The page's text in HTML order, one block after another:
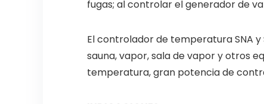
fugas; al controlar el generador de
El controlador de temperatura SNA
sauna, vapor, sala de vapor y otros
temperatura, gran potencia de